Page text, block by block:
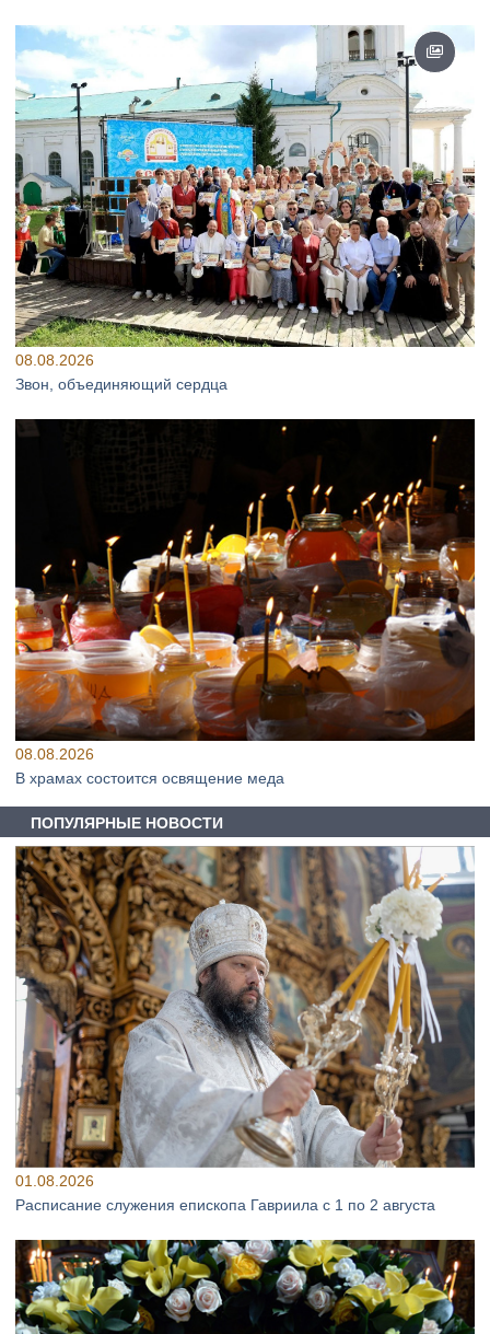
08.08.2026
Звон, объединяющий сердца
08.08.2026
В храмах состоится освящение меда
ПОПУЛЯРНЫЕ НОВОСТИ
01.08.2026
Расписание служения епископа Гавриила с 1 по 2 августа